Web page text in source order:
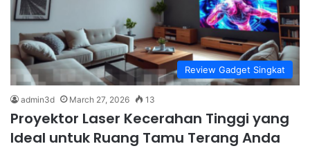
Review Gadget Singkat
admin3d March 27, 2026 13
Proyektor Laser Kecerahan Tinggi yang
Ideal untuk Ruang Tamu Terang Anda